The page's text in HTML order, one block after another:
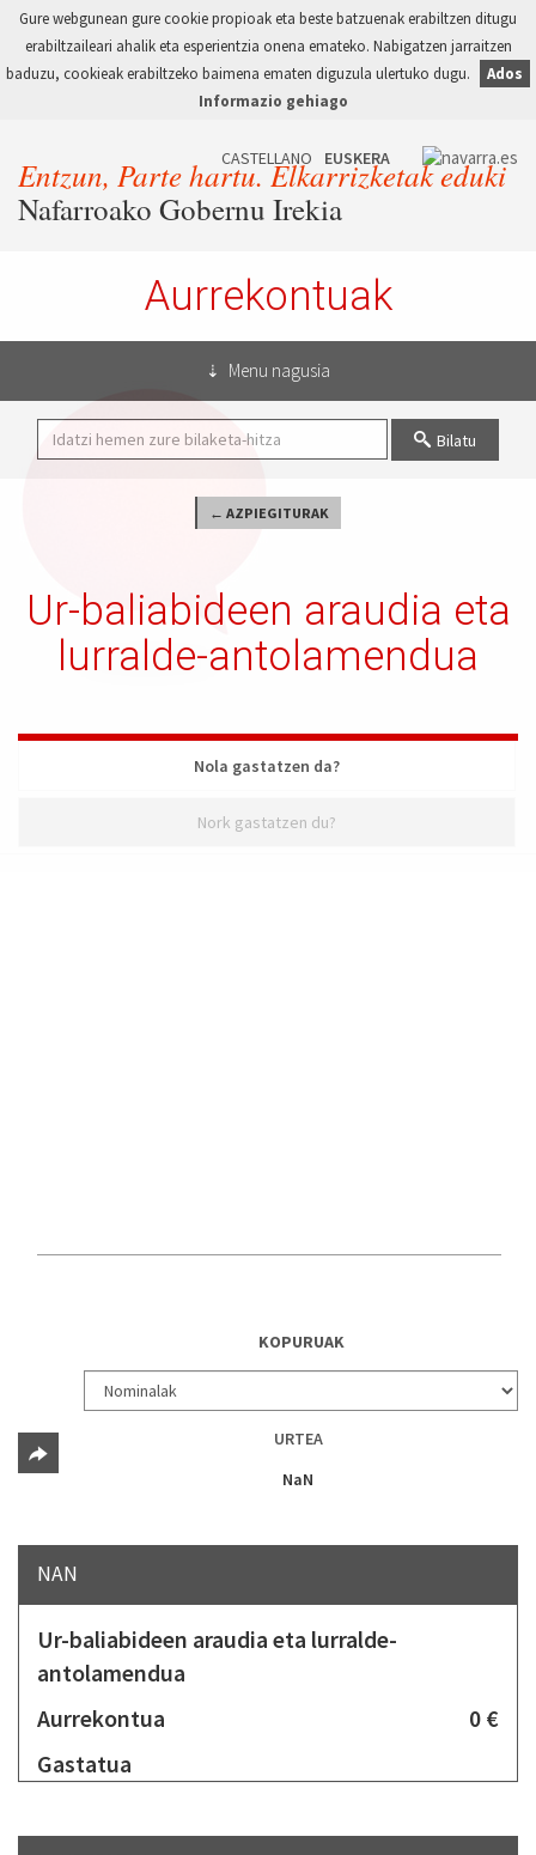
Gure webgunean gure cookie propioak eta beste batzuenak erabiltzen ditugu
erabiltzaileari ahalik eta esperientzia onena emateko. Nabigatzen jarraitzen
baduzu, cookieak erabiltzeko baimena ematen diguzula ulertuko dugu.
Ados
Informazio gehiago
Entzun, Parte hartu. Elkarrizketak eduki
Nafarroako Gobernu Irekia
Aurrekontuak
Menu nagusia
Bilatu
← AZPIEGITURAK
Ur-baliabideen araudia eta
lurralde-antolamendua
Nola gastatzen da?
Nork gastatzen du?
KOPURUAK
URTEA
NaN
NAN
Ur-baliabideen araudia eta lurralde-
antolamendua
Aurrekontua
0 €
Gastatua